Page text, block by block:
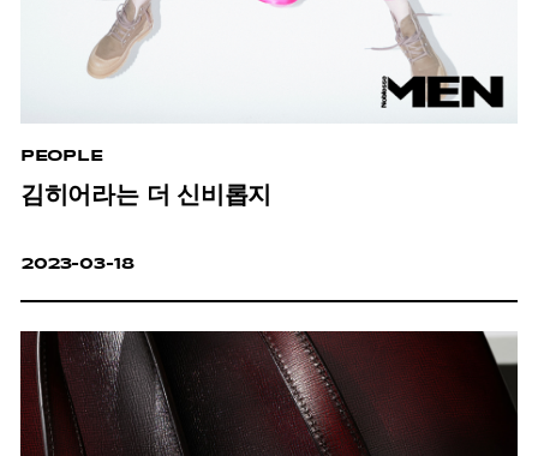
PEOPLE
김히어라는 더 신비롭지
2023-03-18